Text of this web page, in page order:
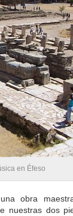
en Éfeso
una obra
nuestras dos